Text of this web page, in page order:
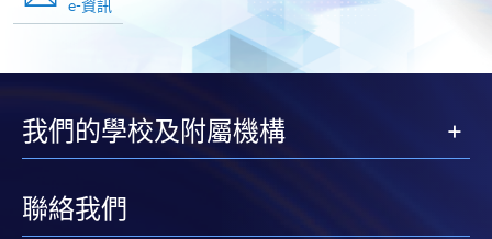
e-資訊
我們的學校及附屬機構
聯絡我們